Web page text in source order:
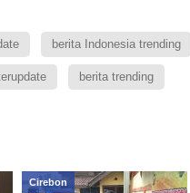
berita Indonesia trending
berita trending
Cirebon